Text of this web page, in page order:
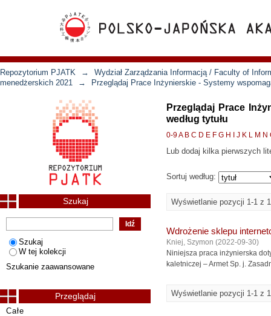
Repozytorium PJATK →
Wydział Zarządzania Informacją / Faculty of
menedżerskich 2021
→ Przeglądaj Prace Inżynierskie - Systemy
Przeglądaj Prace
według tytułu
0-9A B C D E F G H J K L M N
Lub dodaj kilka pierwszych
Sortuj według:
Wyświetlanie pozycji 1-1 z 1
Wdrożenie sklepu
Kniej, Szymon (2022-09-30)
Niniejsza praca inżynierska
kaletniczej – Armet Sp. j.
Wyświetlanie pozycji 1-1 z 1
Szukaj
Szukaj
W tej kolekcji
Szukanie zaawansowane
Przeglądaj
Całe